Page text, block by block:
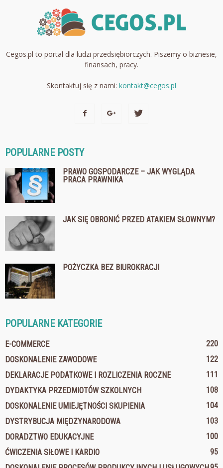
Cegos.pl to portal dla ludzi przedsiębiorczych. Piszemy o biznesie,
finansach, pracy.
Skontaktuj się z nami: kontakt@cegos.pl
POPULARNE POSTY
PRAWO GOSPODARCZE – JAK WYGLĄDA
PRACA PRAWNIKA
JAK SIĘ OBRONIĆ PRZED ATAKIEM SŁOWNYM?
POŻYCZKA BEZ BIUROKRACJI
POPULARNE KATEGORIE
E-COMMERCE
220
DOSKONALENIE ZAWODOWE
122
DEKLARACJE PODATKOWE I ROZLICZENIA ROCZNE
111
DYDAKTYKA PRZEDMIOTÓW SZKOLNYCH
108
DOSKONALENIE UMIEJĘTNOŚCI SKUPIENIA
104
DYSTRYBUCJA MIĘDZYNARODOWA
103
DORADZTWO EDUKACYJNE
100
ĆWICZENIA SIŁOWE I KARDIO
95